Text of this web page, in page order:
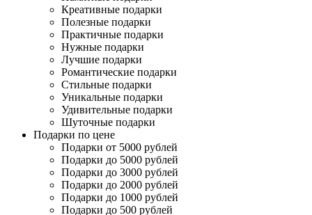
Креативные подарки
Полезные подарки
Практичные подарки
Нужные подарки
Лучшие подарки
Романтические подарки
Стильные подарки
Уникальные подарки
Удивительные подарки
Шуточные подарки
Подарки по цене
Подарки от 5000 рублей
Подарки до 5000 рублей
Подарки до 3000 рублей
Подарки до 2000 рублей
Подарки до 1000 рублей
Подарки до 500 рублей